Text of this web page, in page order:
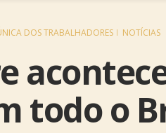
DOS TRABALHADORES NOTÍCIAS
todo o